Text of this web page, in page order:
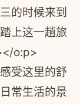
的时候来到
上这一趟旅
o:p>
受这里的舒
常生活的景